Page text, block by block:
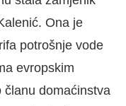
Ona je
potrošnje vode
evropskim
članu domaćinstva